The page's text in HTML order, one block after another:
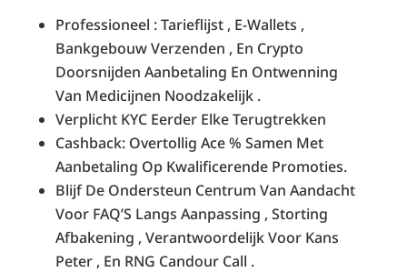
Professioneel : Tarieflijst ​​, E-Wallets ,
Bankgebouw Verzenden , En Crypto
Doorsnijden Aanbetaling En Ontwenning
Van Medicijnen Noodzakelijk .
Verplicht KYC Eerder Elke Terugtrekken
Cashback: Overtollig Ace % Samen Met
Aanbetaling Op Kwalificerende Promoties.
Blijf De Ondersteun Centrum Van Aandacht
Voor FAQ’S Langs Aanpassing , Storting
Afbakening , Verantwoordelijk Voor Kans
Peter , En RNG Candour Call .